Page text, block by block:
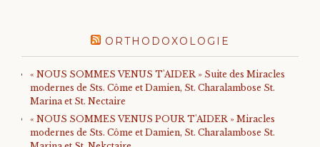
ORTHODOXOLOGIE
« NOUS SOMMES VENUS T'AIDER » Suite des Miracles
modernes de Sts. Côme et Damien, St. Charalambose St.
Marina et St. Nectaire
« NOUS SOMMES VENUS POUR T'AIDER » Miracles
modernes de Sts. Côme et Damien, St. Charalambose St.